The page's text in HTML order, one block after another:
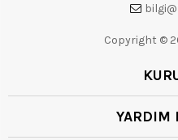
Copyright ©
YARDIM